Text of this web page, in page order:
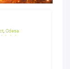
, Odesa